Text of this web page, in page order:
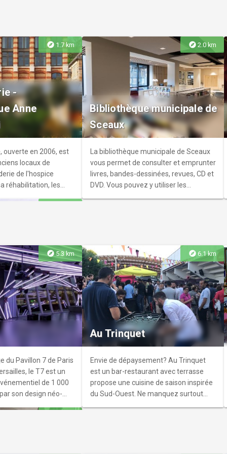
et ses bâtiments,
le-Buisson, ont été
André de Vilmorin
de ce lieu pour
réalisé pour la qualité
de Paris.
explore 1.7 km
-
Anne
ouverte en 2006, est
locaux de
de l'hospice
réhabilitation, les
explore 2.0 km
Bibliothèque municipale de
Sceaux
La bibliothèque municipale de Sceaux
vous permet de consulter et emprunter
livres, bandes-dessinées, revues, CD et
DVD. Vous pouvez y utiliser les
de
de Paris, dans les
Domaine de Sceaux
parc tourné vers la
un lieu de
exemple
du jardin à la
siècle.
explore 5.3 km
du Pavillon 7 de Paris
le T7 est un
de 1 000
son design néo-
explore 6.1 km
Au Trinquet
Envie de dépaysement? Au Trinquet
est un bar-restaurant avec terrasse
propose une cuisine de saison inspirée
du Sud-Ouest. Ne manquez surtout